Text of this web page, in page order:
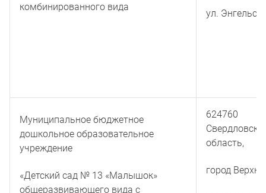
комбинированного вида
ул. Энгельса
Муниципальное бюджетное
дошкольное образовательное
учреждение
«Детский сад № 13 «Малышок»
общеразвивающего вида с
624760
область,
город